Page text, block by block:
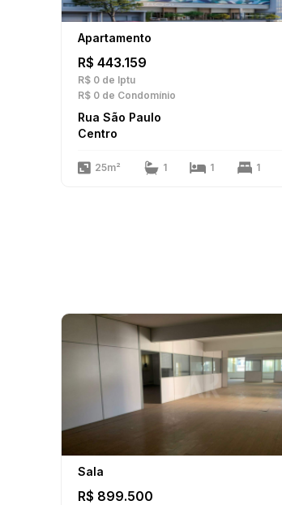
Apartamento
R$ 443.159
R$ 0 de Iptu
R$ 0 de Condomínio
Rua São Paulo
Centro
25m² 1 1 1
Sala
R$ 899.500